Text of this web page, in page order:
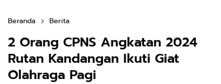
Beranda Berita
2 Orang CPNS Angkatan 2024
Rutan Kandangan Ikuti Giat
Olahraga Pagi